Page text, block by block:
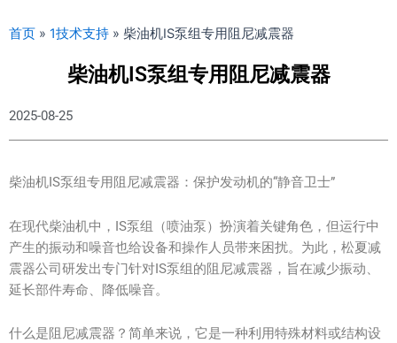
首页 » 1技术支持 » 柴油机IS泵组专用阻尼减震器
柴油机IS泵组专用阻尼减震器
2025-08-25
柴油机IS泵组专用阻尼减震器：保护发动机的“静音卫士”
在现代柴油机中，IS泵组（喷油泵）扮演着关键角色，但运行中
产生的振动和噪音也给设备和操作人员带来困扰。为此，松夏减
震器公司研发出专门针对IS泵组的阻尼减震器，旨在减少振动、
延长部件寿命、降低噪音。
什么是阻尼减震器？简单来说，它是一种利用特殊材料或结构设